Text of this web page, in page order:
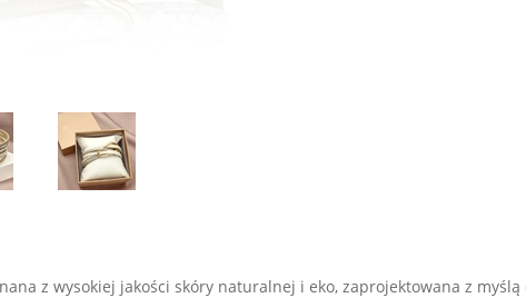
z wysokiej jakości skóry naturalnej i eko, zaprojektowana z